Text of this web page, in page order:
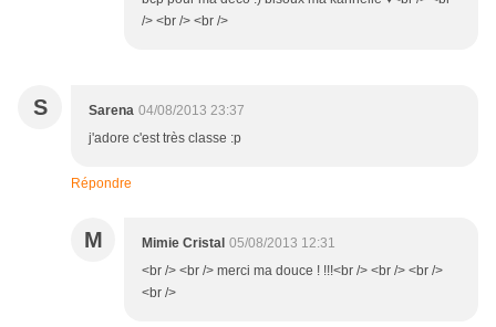
/> <br /> <br />
S Sarena 04/08/2013 23:37
j'adore c'est très classe :p
Répondre
M Mimie Cristal 05/08/2013 12:31
<br /> <br /> merci ma douce ! !!!<br /> <br /> <br />
<br />